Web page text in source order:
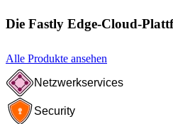
Die Fastly Edge-Cloud-
Alle Produkte ansehen
Netzwerkservices
Security